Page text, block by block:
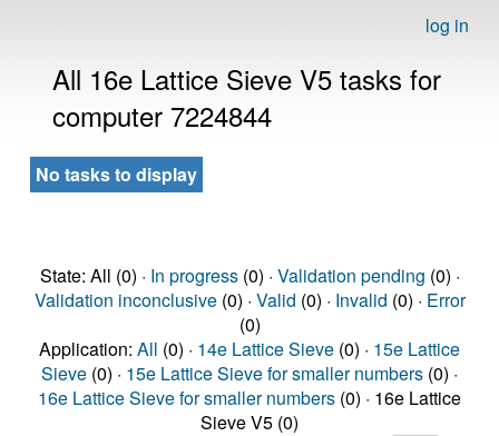
log in
All 16e Lattice Sieve V5 tasks for
computer 7224844
No tasks to display
State: All (0) · In progress(0) · Validation pending (0) ·
Validation inconclusive(0) · Valid (0) · Invalid (0) · Error
(0)
Application: All (0) · 14e Lattice Sieve (0) · 15e Lattice
Sieve (0) · 15e Lattice Sieve for smaller numbers (0) ·
16e Lattice Sieve for smaller numbers (0) · 16e Lattice
Sieve V5 (0)